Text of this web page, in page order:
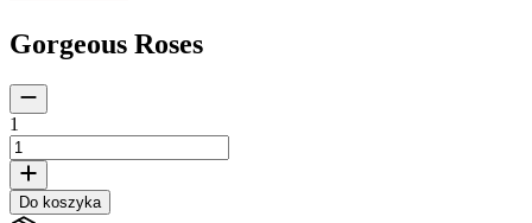
Gorgeous Roses
1
Do koszyka